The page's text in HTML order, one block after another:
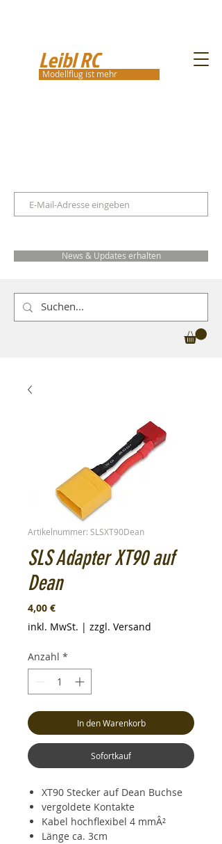
Leibl RC
Modellflug ist mehr
News & Updates erhalten
Artikelnummer: SLSXT90Dean
SLS Adapter XT90 auf
Dean
4,00 €Preis
inkl. MwSt. | zzgl. Versand
Anzahl *
In den Warenkorb
Sofortkauf
XT90 Stecker auf Dean Buchse
vergoldete Kontakte
Kabel hochflexibel 4 mmÂ²
Länge ca. 3cm